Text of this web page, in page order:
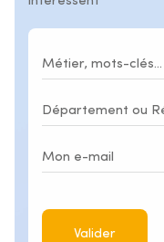
Valider